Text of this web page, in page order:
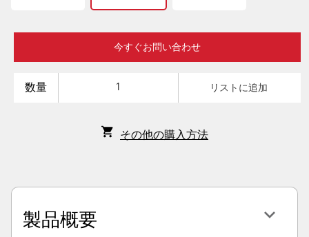
今すぐお問い合わせ
数量 リストに追加
その他の購入方法
製品概要